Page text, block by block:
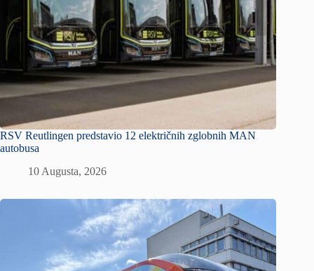
RSV Reutlingen predstavio 12 električnih zglobnih MAN
autobusa
10 Augusta, 2026